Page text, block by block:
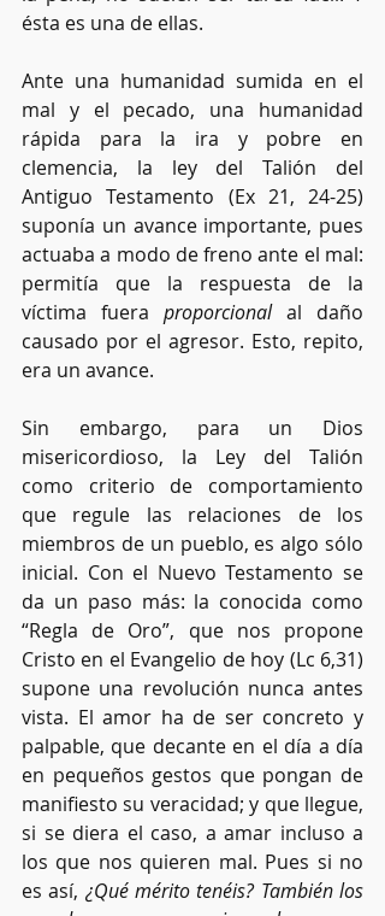
ésta es una de ellas.
Ante una humanidad sumida en el
mal y el pecado, una humanidad
rápida para la ira y pobre en
clemencia, la ley del Talión del
Antiguo Testamento (Ex 21, 24-25)
suponía un avance importante, pues
actuaba a modo de freno ante el mal:
permitía que la respuesta de la
víctima fuera proporcional al daño
causado por el agresor. Esto, repito,
era un avance.
Sin embargo, para un Dios
misericordioso, la Ley del Talión
como criterio de comportamiento
que regule las relaciones de los
miembros de un pueblo, es algo sólo
inicial. Con el Nuevo Testamento se
da un paso más: la conocida como
“Regla de Oro”, que nos propone
Cristo en el Evangelio de hoy (Lc 6,31)
supone una revolución nunca antes
vista. El amor ha de ser concreto y
palpable, que decante en el día a día
en pequeños gestos que pongan de
manifiesto su veracidad; y que llegue,
si se diera el caso, a amar incluso a
los que nos quieren mal. Pues si no
es así, ¿Qué mérito tenéis? También los